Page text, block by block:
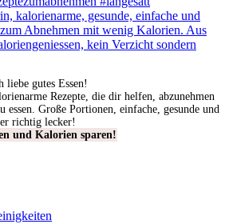
gutes Essen!
Rezepte, die dir helfen, abzunehmen
Große Portionen, einfache, gesunde und
richtig lecker!
und Kalorien sparen!